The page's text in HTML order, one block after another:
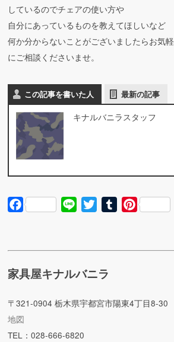
しているのでチェアの使い方や
自分にあっているものを教えてほしいなど
何か分からないことがございましたらお気軽
にご相談くださいませ。
この記事を書いた人 最新の記事
キナルバニラスタッフ
Facebook Line TwitterTumblrPinterest
家具屋キナルバニラ
〒321-0904 栃木県宇都宮市陽東4丁目8-30
地図
TEL：028-666-6820